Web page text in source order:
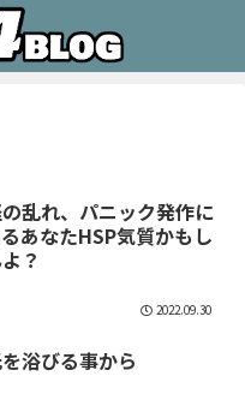
乱れ、パニック発作に
あなたHSP気質かもし
？
2022.09.30
浴びる事から